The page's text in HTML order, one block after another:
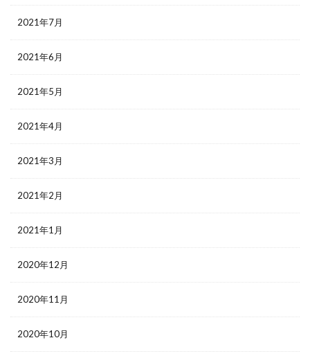
2021年7月
2021年6月
2021年5月
2021年4月
2021年3月
2021年2月
2021年1月
2020年12月
2020年11月
2020年10月